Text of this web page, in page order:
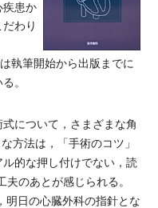
疾患か
わり
執筆開始から出版までに
。
について，さまざまな角
方法は，「手術のコツ」
的な押し付けでない，読
のあとが感じられる。
明日の心臓外科の指針とな